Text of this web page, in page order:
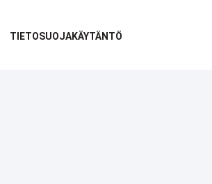
TIETOSUOJAKÄYTÄNTÖ